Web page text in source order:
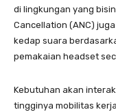
di lingkungan yang
Cancellation (ANC)
kedap suara
pemakaian headset
Kebutuhan akan
tingginya mobilitas